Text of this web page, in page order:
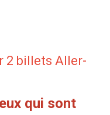
2 billets Aller-
qui sont